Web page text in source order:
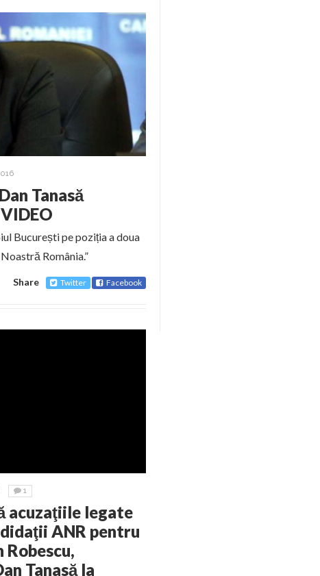
Tanasă
București pe poziția a doua
România.”
Share Twitter Facebook
1
acuzaţiile legate
ANR pentru
Tanasă la